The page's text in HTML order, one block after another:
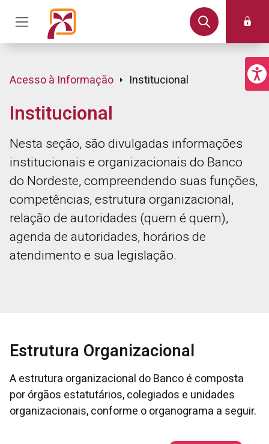
Acesso à Informação Institucional
Institucional
Nesta seção, são divulgadas informações
institucionais e organizacionais do Banco
do Nordeste, compreendendo suas funções,
competências, estrutura organizacional,
relação de autoridades (quem é quem),
agenda de autoridades, horários de
atendimento e sua legislação.
Estrutura Organizacional
A estrutura organizacional do Banco é composta
por órgãos estatutários, colegiados e unidades
organizacionais, conforme o organograma a seguir.